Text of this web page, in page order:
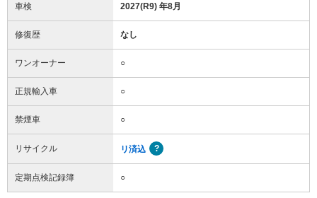
車検 2027(R9) 年8月
修復歴 なし
ワンオーナー ○
正規輸入車 ○
禁煙車 ○
リサイクル リ済込
定期点検記録簿 ○